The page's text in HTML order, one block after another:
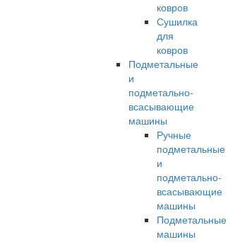
ковров
Сушилка
для
ковров
Подметальные
и
подметально-
всасывающие
машины
Ручные
подметальные
и
подметально-
всасывающие
машины
Подметальные
машины